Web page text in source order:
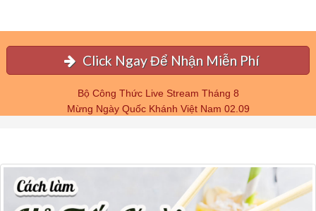
Click Ngay Để Nhận Miễn Phí
Bộ Công Thức Live Stream Tháng 8
Mừng Ngày Quốc Khánh Việt Nam 02.09